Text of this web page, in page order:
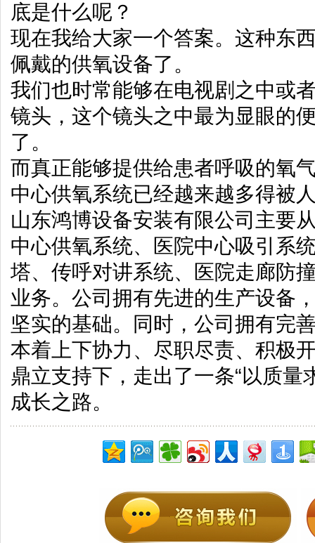
底是什么呢？
现在我给大家一个答案。这种东
佩戴的供氧设备了。
我们也时常能够在电视剧之中或
镜头，这个镜头之中最为显眼的
了。
而真正能够提供给患者呼吸的氧
中心供氧系统已经越来越多得被
山东鸿博设备安装有限公司主要
中心供氧系统、医院中心吸引系
塔、传呼对讲系统、医院走廊防
业务。公司拥有先进的生产设备
坚实的基础。同时，公司拥有完
本着上下协力、尽职尽责、积极
鼎立支持下，走出了一条“以质量
成长之路。